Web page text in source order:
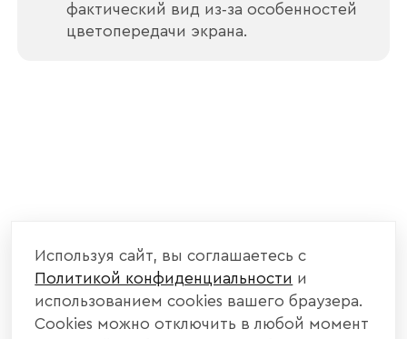
фактический вид из‑за особенностей
цветопередачи экрана.
Используя сайт, вы соглашаетесь с
Политикой конфиденциальности и
использованием cookies вашего браузера.
Cookies можно отключить в любой момент